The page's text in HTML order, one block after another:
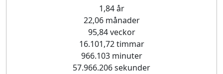
1,84 år
22,06 månader
95,84 veckor
16.101,72 timmar
966.103 minuter
57.966.206 sekunder